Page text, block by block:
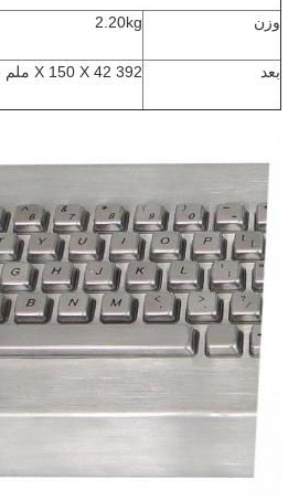
وزن 2.20kg
بعد 392 X 150 X 42 ملم (ث ل س س ح)